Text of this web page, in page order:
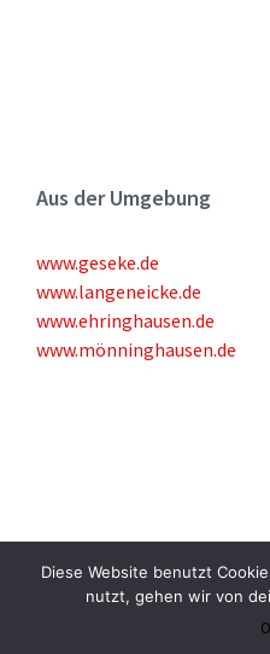
Aus der Umgebung
www.geseke.de
www.langeneicke.de
www.ehringhausen.de
www.mönninghausen.de
© 1999-2020 Kulturring
Diese Website benutzt
nutzt, gehen wir von